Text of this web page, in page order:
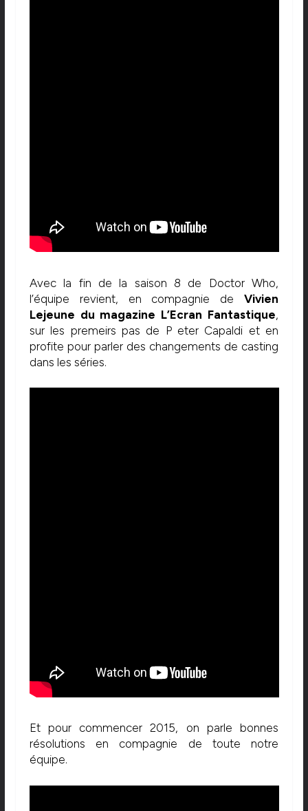
Avec la fin de la saison 8 de Doctor Who,
l’équipe revient, en compagnie deVivien
Lejeune du magazine L’Ecran Fantastique,
sur les premeirs pas de P eter Capaldi et en
profite pour parler des changements de casting
dans les séries.
Et pour commencer 2015, on parle bonnes
résolutions en compagnie de toute notre
équipe.